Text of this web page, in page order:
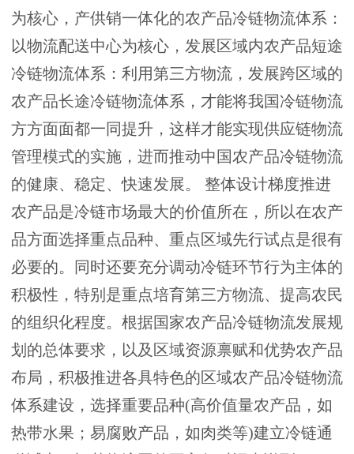
为核心，产供销一体化的农产品冷链物流体系：
以物流配送中心为核心，发展区域内农产品短途
冷链物流体系：利用第三方物流，发展跨区域的
农产品长途冷链物流体系，才能将我国冷链物流
方方面面都一同提升，这样才能实现供应链物流
管理模式的实施，进而推动中国农产品冷链物流
的健康、稳定、快速发展。 整体设计梯度推进
农产品是冷链市场最大的价值所在，所以在农产
品方面选择重点品种、重点区域先行试点是很有
必要的。同时还要充分调动冷链环节行为主体的
积极性，特别是重点培育第三方物流、提高农民
的组织化程度。根据国家农产品冷链物流发展规
划的总体要求，以及区域资源禀赋和优势农产品
布局，积极推进各具特色的区域农产品冷链物流
体系建设，选择重要品种(高价值量农产品，如
热带水果；易腐败产品，如肉类等)建立冷链通